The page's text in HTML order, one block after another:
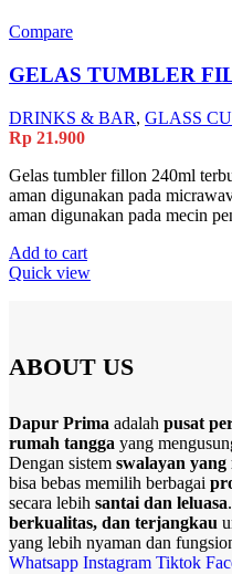
Compare
GELAS TUMBLER
DRINKS & BAR, GLASS
Rp 21.900
Gelas tumbler fillon 240ml
aman digunakan pada
aman digunakan pada mecin
Add to cart
Quick view
ABOUT US
Dapur Prima adalah pusat
rumah tangga yang
Dengan sistem swalayan
bisa bebas memilih berbagai
secara lebih santai dan leluasa
berkualitas, dan terjangkau
yang lebih nyaman dan
Whatsapp Instagram Tiktok